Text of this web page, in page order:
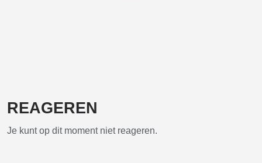
REAGEREN
Je kunt op dit moment niet reageren.